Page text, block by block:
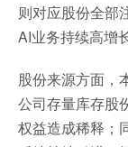
则对应股份全部
AI业务持续高增
股份来源方面，
公司存量库存股
权益造成稀释；